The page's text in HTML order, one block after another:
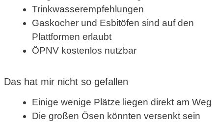
Trinkwasserempfehlungen
Gaskocher und Esbitöfen sind auf den
Plattformen erlaubt
ÖPNV kostenlos nutzbar
Das hat mir nicht so gefallen
Einige wenige Plätze liegen direkt am Weg
Die großen Ösen könnten versenkt sein